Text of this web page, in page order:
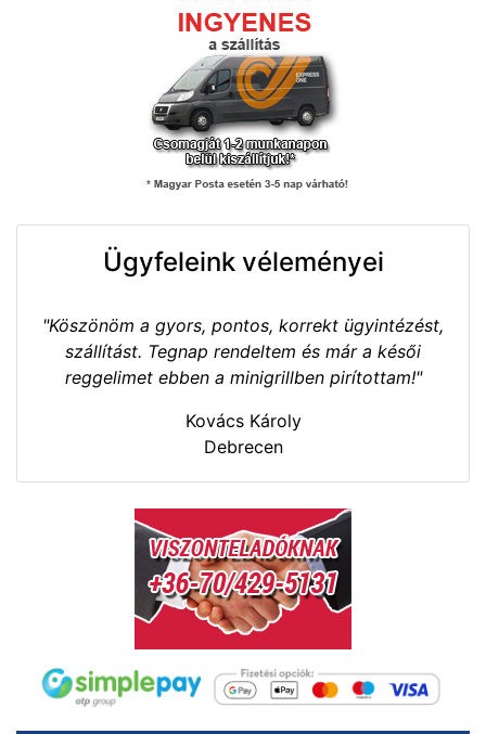
Ügyfeleink véleményei
"Köszönöm a gyors, pontos, korrekt ügyintézést,
szállítást. Tegnap rendeltem és már a késői
reggelimet ebben a minigrillben pirítottam!"
Kovács Károly
Debrecen